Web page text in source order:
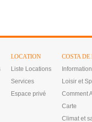
LOCATION
Liste Locations
Services
Espace privé
COSTA
Loisir et
Comment
Carte
Climat et